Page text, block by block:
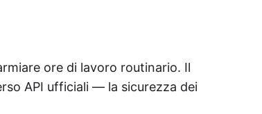
ore di lavoro routinario. Il
API ufficiali — la sicurezza dei